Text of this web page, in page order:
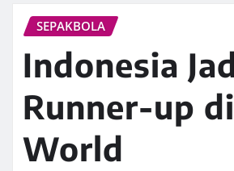
SEPAKBOLA
Indonesia
Runner-up
World